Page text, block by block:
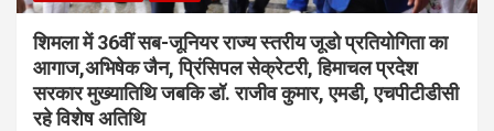
शिमला में 36वीं सब-जूनियर राज्य स्तरीय जूडो प्रतियोगिता का
आगाज,अभिषेक जैन, प्रिंसिपल सेक्रेटरी, हिमाचल प्रदेश
सरकार मुख्यातिथि जबकि डॉ. राजीव कुमार, एमडी, एचपीटीडीसी
रहे विशेष अतिथि